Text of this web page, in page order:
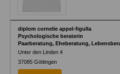
diplom cornelie appel-figulla
Psychologische beraterin
Paarberatung, Eheberatung,
Unter den Linden 4
37085 Göttingen